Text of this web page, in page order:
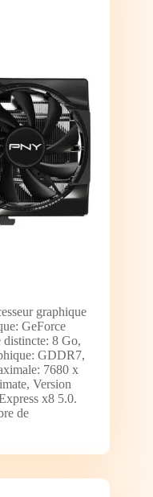
graphique
GeForce
8 Go,
GDDR7,
7680 x
Version
x8 5.0.
de